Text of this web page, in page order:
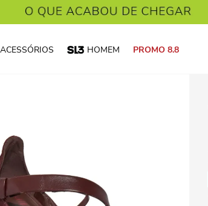
ACESSÓRIOS HOMEM PROMO 8.8